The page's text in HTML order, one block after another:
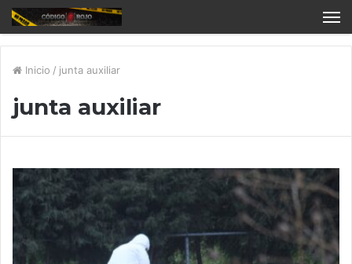
Inicio / junta auxiliar
junta auxiliar